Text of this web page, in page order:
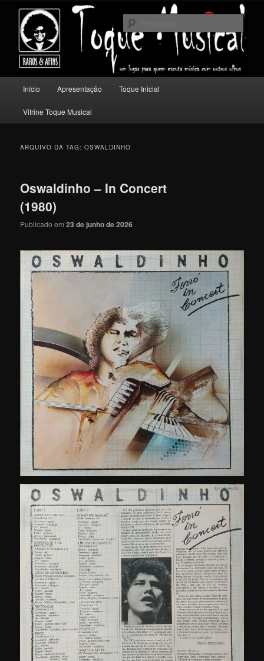
conteúdo
principal
conteúdo
secundário
Toque Musical
Um lugar para quem escuta música com outros olhos.
principal
Início Apresentação Toque Inicial
Vitrine Toque Musical
ARQUIVO DA TAG:OSWALDINHO
Oswaldinho – In Concert
(1980)
Publicado em23 de junho de 2026